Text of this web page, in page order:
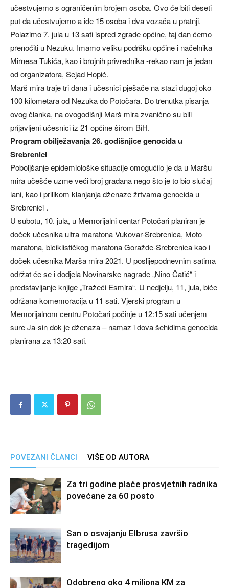
učestvujemo s ograničenim brojem osoba. Ovo će biti deseti
put da učestvujemo a ide 15 osoba i dva vozača u pratnji.
Polazimo 7. jula u 13 sati ispred zgrade općine, taj dan ćemo
prenoćiti u Nezuku. Imamo veliku podršku općine i načelnika
Mirnesa Tukića, kao i brojnih privrednika -rekao nam je jedan
od organizatora, Sejad Hopić.
Marš mira traje tri dana i učesnici pješače na stazi dugoj oko
100 kilometara od Nezuka do Potočara. Do trenutka pisanja
ovog članka, na ovogodišnji Marš mira zvanično su bili
prijavljeni učesnici iz 21 općine širom BiH.
Program obilježavanja 26. godišnjice genocida u
Srebrenici
Poboljšanje epidemiološke situacije omogućilo je da u Maršu
mira učešće uzme veći broj građana nego što je to bio slučaj
lani, kao i prilikom klanjanja dženaze žrtvama genocida u
Srebrenici .
U subotu, 10. jula, u Memorijalni centar Potočari planiran je
doček učesnika ultra maratona Vukovar-Srebrenica, Moto
maratona, biciklističkog maratona Goražde-Srebrenica kao i
doček učesnika Marša mira 2021. U poslijepodnevnim satima
održat će se i dodjela Novinarske nagrade „Nino Čatić“ i
predstavljanje knjige „Tražeći Esmira“. U nedjelju, 11, jula, biće
održana komemoracija u 11 sati. Vjerski program u
Memorijalnom centru Potočari počinje u 12:15 sati učenjem
sure Ja-sin dok je dženaza – namaz i dova šehidima genocida
planirana za 13:20 sati.
POVEZANI ČLANCI VIŠE OD AUTORA
Za tri godine plaće prosvjetnih radnika
povećane za 60 posto
San o osvajanju Elbrusa završio
tragedijom
Odobreno oko 4 miliona KM za